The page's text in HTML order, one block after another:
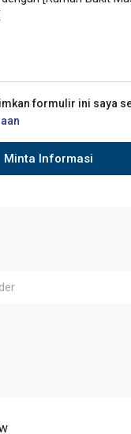
formulir ini saya
Minta Informasi